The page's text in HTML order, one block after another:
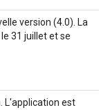
version (4.0). La
31 juillet et se
L'application est